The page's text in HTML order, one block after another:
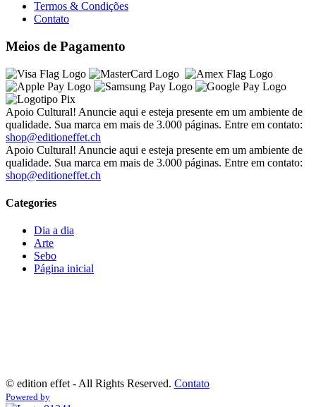
Termos & Condições
Contato
Meios de Pagamento
Apoio Cultural! Anuncie aqui e esteja presente em um ambiente de
qualidade. Sua marca em mais de 3.000 páginas. Entre em contato:
shop@editioneffet.ch
Apoio Cultural! Anuncie aqui e esteja presente em um ambiente de
qualidade. Sua marca em mais de 3.000 páginas. Entre em contato:
shop@editioneffet.ch
Categories
Dia a dia
Arte
Sebo
Página inicial
© edition effet - All Rights Reserved. Contato
Powered by